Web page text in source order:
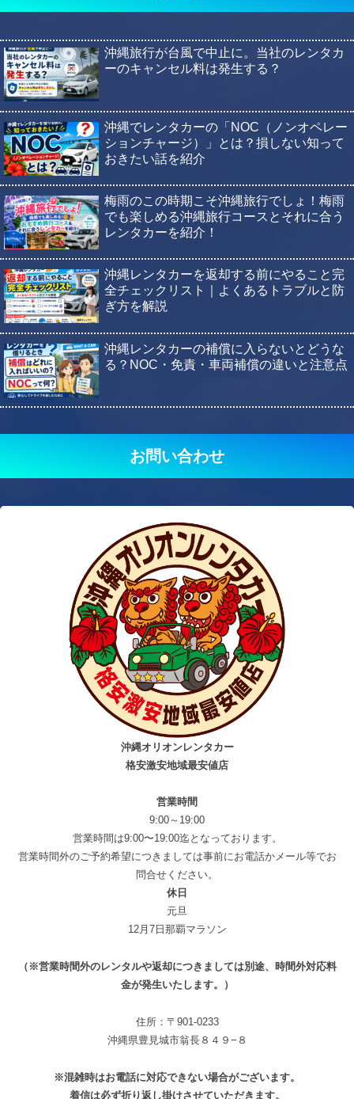
沖縄旅行が台風で中止に。当社のレンタカ
ーのキャンセル料は発生する？
沖縄でレンタカーの「NOC（ノンオペレー
ションチャージ）」とは？損しない知って
おきたい話を紹介
梅雨のこの時期こそ沖縄旅行でしょ！梅雨
でも楽しめる沖縄旅行コースとそれに合う
レンタカーを紹介！
沖縄レンタカーを返却する前にやること完
全チェックリスト｜よくあるトラブルと防
ぎ方を解説
沖縄レンタカーの補償に入らないとどうな
る？NOC・免責・車両補償の違いと注意点
お問い合わせ
沖縄オリオンレンタカー
格安激安地域最安値店
営業時間
9:00～19:00
営業時間は9:00〜19:00迄となっております。
営業時間外のご予約希望につきましては事前にお電話かメール等でお
問合せください。
休日
元旦
12月7日那覇マラソン
（※営業時間外のレンタルや返却につきましては別途、時間外対応料
金が発生いたします。）
住所：〒901-0233
沖縄県豊見城市翁長８４９−８
※混雑時はお電話に対応できない場合がございます。
着信は必ず折り返し掛けさせていただきます。